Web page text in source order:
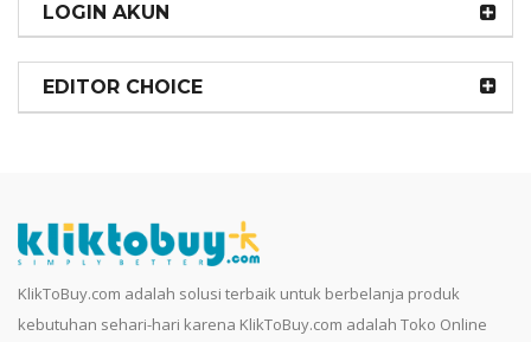
LOGIN AKUN
EDITOR CHOICE
KlikToBuy.com adalah solusi terbaik untuk berbelanja produk
kebutuhan sehari-hari karena KlikToBuy.com adalah Toko Online